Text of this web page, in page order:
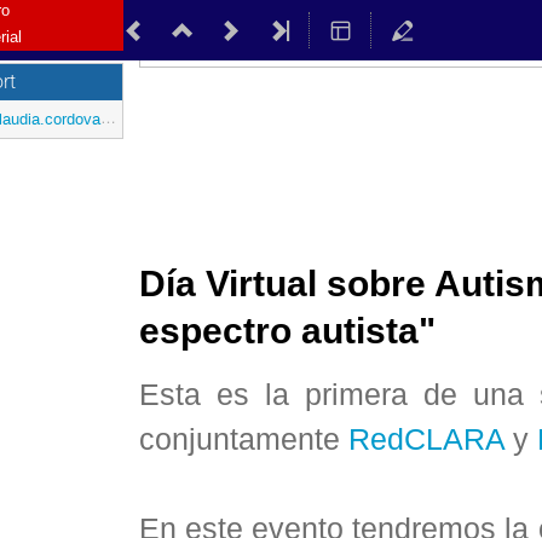
Día Virtual sobre
espectro autista"
Esta es la primera de una
conjuntamente RedCLARA y
En este evento tendremos